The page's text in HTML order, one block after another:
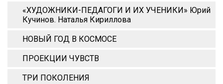
«ХУДОЖНИКИ-ПЕДАГОГИ И ИХ УЧЕНИКИ» Юрий
Кучинов. Наталья Кириллова
НОВЫЙ ГОД В КОСМОСЕ
ПРОЕКЦИИ ЧУВСТВ
ТРИ ПОКОЛЕНИЯ